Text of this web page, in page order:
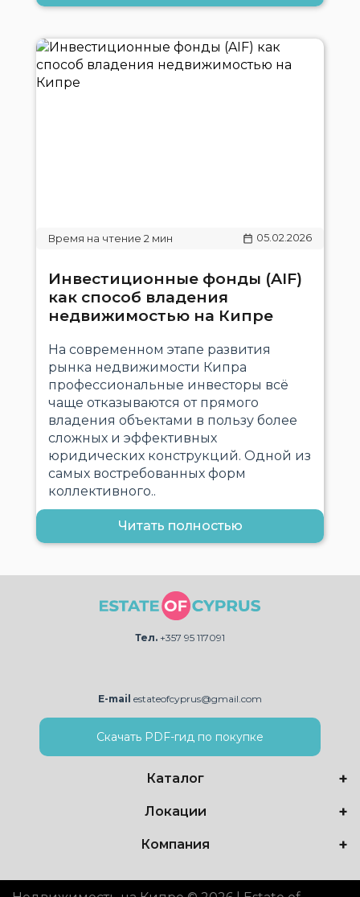
05.02.2026
Инвестиционные фонды (AIF)
как способ владения
недвижимостью на Кипре
На современном этапе развития
рынка недвижимости Кипра
профессиональные инвесторы всё
чаще отказываются от прямого
владения объектами в пользу более
сложных и эффективных
юридических конструкций. Одной из
самых востребованных форм
коллективного..
Читать полностью
Тел. +357 95 117091
E-mail estateofcyprus@gmail.com
Скачать PDF-гид по покупке
Каталог
Локации
Компания